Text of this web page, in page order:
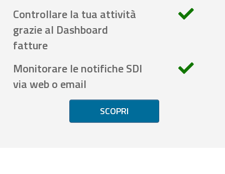
Controllare la tua attività
grazie al Dashboard
fatture
Monitorare le notifiche SDI
via web o email
SCOPRI